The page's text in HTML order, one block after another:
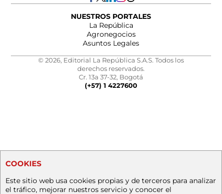
NUESTROS PORTALES
La República
Agronegocios
Asuntos Legales
© 2026, Editorial La República S.A.S. Todos los
derechos reservados.
Cr. 13a 37-32, Bogotá
(+57) 1 4227600
COOKIES
Este sitio web usa cookies propias y de terceros para analizar
el tráfico, mejorar nuestros servicio y conocer el